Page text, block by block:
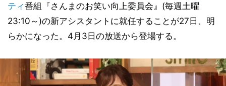
ティ番組『さんまのお笑い向上委員会』(毎週土曜
23:10～)の新アシスタントに就任することが27日、明
らかになった。4月3日の放送から登場する。